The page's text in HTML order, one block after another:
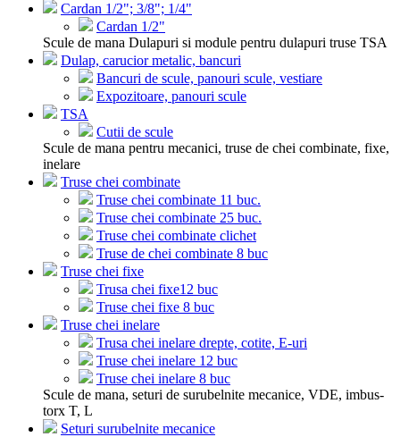
Cardan 1/2"; 3/8"; 1/4"
Cardan 1/2"
Scule de mana Dulapuri si module pentru dulapuri truse TSA
Dulap, carucior metalic, bancuri
Bancuri de scule, panouri scule, vestiare
Expozitoare, panouri scule
TSA
Cutii de scule
Scule de mana pentru mecanici, truse de chei combinate, fixe,
inelare
Truse chei combinate
Truse chei combinate 11 buc.
Truse chei combinate 25 buc.
Truse chei combinate clichet
Truse de chei combinate 8 buc
Truse chei fixe
Trusa chei fixe12 buc
Truse chei fixe 8 buc
Truse chei inelare
Trusa chei inelare drepte, cotite, E-uri
Truse chei inelare 12 buc
Truse chei inelare 8 buc
Scule de mana, seturi de surubelnite mecanice, VDE, imbus-
torx T, L
Seturi surubelnite mecanice